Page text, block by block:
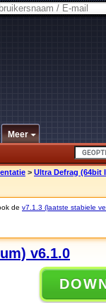
Meer
> Ultra Defrag (64bit
de v7.1.3 (laatste stabiele
v6.1.0